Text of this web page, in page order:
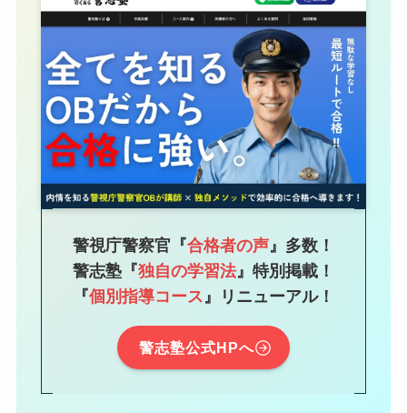
警視庁警察官『合格者の声』 多数！
警志塾『独自の学習法』特別掲載！
『個別指導コース』リニューアル！
警志塾公式HPへ